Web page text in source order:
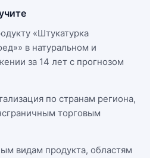
«Штукатурка
в натуральном и
за 14 лет с прогнозом
по странам региона,
торговым
видам продукта, областям